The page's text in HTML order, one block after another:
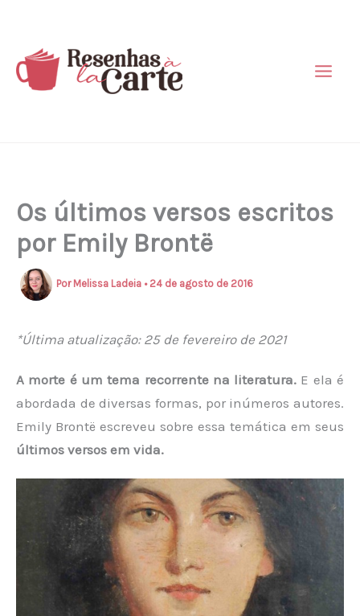
conteúdo
Os últimos versos escritos
por Emily Brontë
Por Melissa Ladeia • 24 de agosto de 2016
*Última atualização: 25 de fevereiro de 2021
A morte é um tema recorrente na literatura. E ela é
abordada de diversas formas, por inúmeros autores.
Emily Brontë escreveu sobre essa temática em seus
últimos versos em vida.